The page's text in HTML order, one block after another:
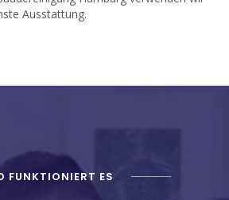
Ausstattung.
FUNKTIONIERT ES